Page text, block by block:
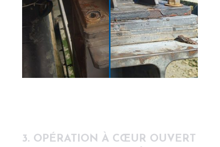
3. OPÉRATION À CŒUR OUVERT